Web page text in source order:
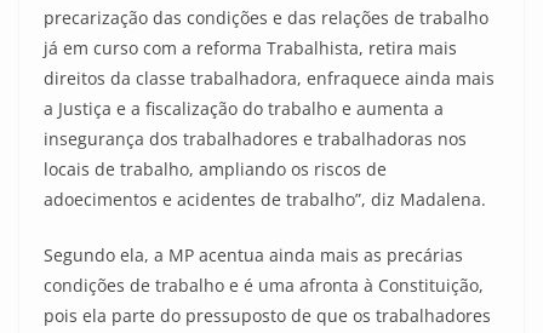
precarização das condições e das relações de trabalho
já em curso com a reforma Trabalhista, retira mais
direitos da classe trabalhadora, enfraquece ainda mais
a Justiça e a fiscalização do trabalho e aumenta a
insegurança dos trabalhadores e trabalhadoras nos
locais de trabalho, ampliando os riscos de
adoecimentos e acidentes de trabalho”, diz Madalena.
Segundo ela, a MP acentua ainda mais as precárias
condições de trabalho e é uma afronta à Constituição,
pois ela parte do pressuposto de que os trabalhadores